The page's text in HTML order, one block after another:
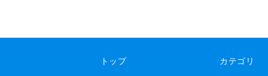
トップ カテゴリ